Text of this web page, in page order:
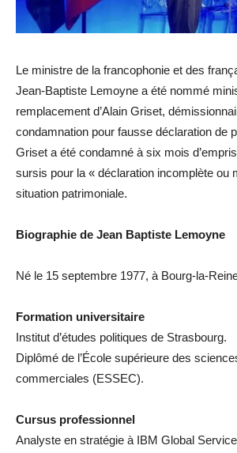
Le ministre de la francophonie et des
Jean-Baptiste Lemoyne a été nommé
remplacement d’Alain Griset,
condamnation pour fausse déclaration de
Griset a été condamné à six mois
sursis pour la « déclaration incomplète ou
situation patrimoniale.
Biographie de Jean Baptiste Lemoyne
Né le 15 septembre 1977, à Bourg-la-
Formation universitaire
Institut d’études politiques de Strasbourg.
Diplômé de l’École supérieure des
commerciales (ESSEC).
Cursus professionnel
Analyste en stratégie à IBM Global